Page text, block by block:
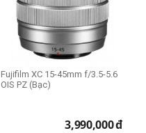
Fujifilm XC 15-45mm f/3.5-5.6
OIS PZ (Bạc)
3,990,000đ